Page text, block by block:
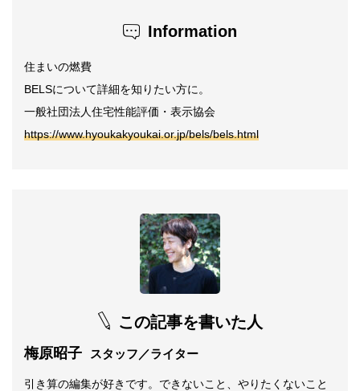
Information
住まいの燃費
BELSについて詳細を知りたい方に。
一般社団法人住宅性能評価・表示協会
https://www.hyoukakyoukai.or.jp/bels/bels.html
この記事を書いた人
梅原昭子 スタッフ／ライター
引き算の編集が好きです。できないこと、やりたくないこと